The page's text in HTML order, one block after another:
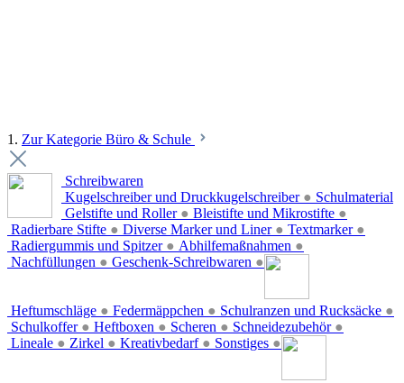
1. Zur Kategorie Büro & Schule
Schreibwaren
Kugelschreiber und Druckkugelschreiber ●
Gelstifte und Roller ● Bleistifte und Mikrostifte ●
Radierbare Stifte ● Diverse Marker und Liner ● Textmarker ●
Radiergummis und Spitzer ● Abhilfemaßnahmen ●
Nachfüllungen ● Geschenk-Schreibwaren ●
Schulmaterial
Heftumschläge ● Federmäppchen ● Schulranzen und Rucksäcke ●
Schulkoffer ● Heftboxen ● Scheren ● Schneidezubehör ●
Lineale ● Zirkel ● Kreativbedarf ● Sonstiges ●